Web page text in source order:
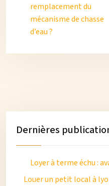
remplacement du
mécanisme de chasse
d’eau ?
Dernières
Loyer à terme échu :
Louer un petit local à